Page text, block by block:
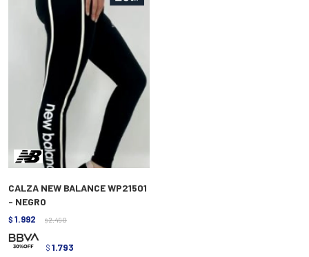
CALZA NEW BALANCE WP21501
- NEGRO
$ 1.992 $ 2.490
$ 1.793